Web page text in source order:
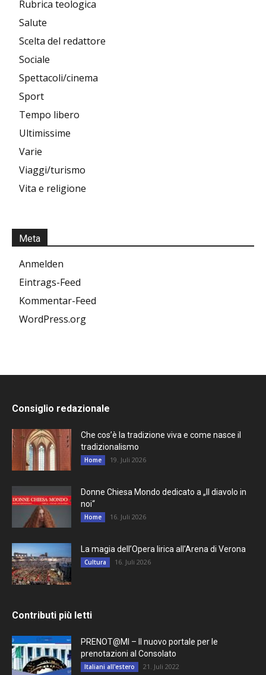
Rubrica teologica
Salute
Scelta del redattore
Sociale
Spettacoli/cinema
Sport
Tempo libero
Ultimissime
Varie
Viaggi/turismo
Vita e religione
Meta
Anmelden
Eintrags-Feed
Kommentar-Feed
WordPress.org
Consiglio redazionale
Che cos’è la tradizione viva e come nasce il
tradizionalismo
Home 19. Juli 2026
Donne Chiesa Mondo dedicato a „Il diavolo in
noi“
Home 16. Juli 2026
La magia dell’Opera lirica all’Arena di Verona
Cultura 16. Juli 2026
Contributi più letti
PRENOT@MI – Il nuovo portale per le
prenotazioni al Consolato
Italiani all'estero 21. Juli 2022